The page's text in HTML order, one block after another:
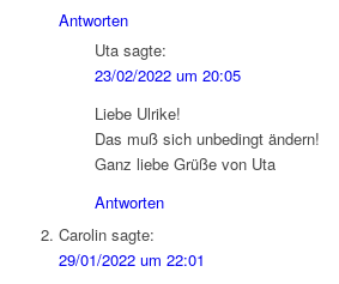
Antworten
Uta sagte:
23/02/2022 um 20:05
Liebe Ulrike!
Das muß sich unbedingt ändern!
Ganz liebe Grüße von Uta
Antworten
Carolin sagte:
29/01/2022 um 22:01